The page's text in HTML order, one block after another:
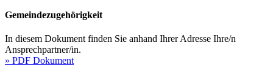
Gemeindezugehörigkeit
In diesem Dokument finden Sie anhand Ihrer Adresse Ihre/n
Ansprechpartner/in.
» PDF Dokument